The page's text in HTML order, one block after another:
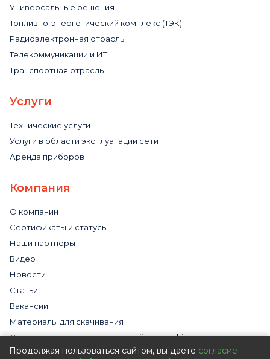
Универсальные решения
Топливно-энергетический комплекс (ТЭК)
Радиоэлектронная отрасль
Телекоммуникации и ИТ
Транспортная отрасль
Услуги
Технические услуги
Услуги в области эксплуатации сети
Аренда приборов
Компания
О компании
Сертификаты и статусы
Наши партнеры
Видео
Новости
Статьи
Вакансии
Материалы для скачивания
Cогласие на использование файлов cookies
Обработка персональных данных с помощью сервиса
Продолжая пользоваться сайтом, вы даете согласие